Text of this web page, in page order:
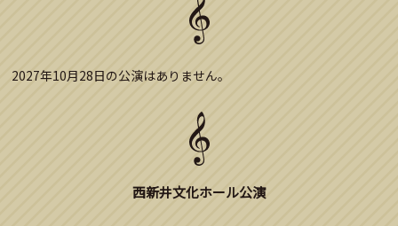
2027年10月28日の公演はありません。
西新井文化ホール公演